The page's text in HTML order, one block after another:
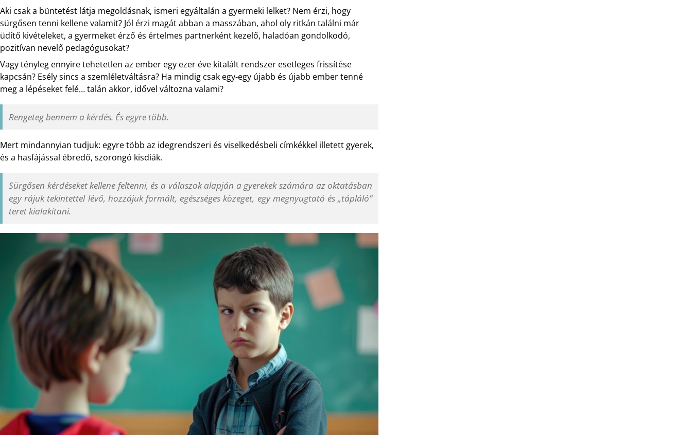
Aki csak a büntetést látja megoldásnak, ismeri egyáltalán a gyermeki lelket? Nem érzi, hogy
sürgősen tenni kellene valamit? Jól érzi magát abban a masszában, ahol oly ritkán találni már
üdítő kivételeket, a gyermeket érző és értelmes partnerként kezelő, haladóan gondolkodó,
pozitívan nevelő pedagógusokat?
Vagy tényleg ennyire tehetetlen az ember egy ezer éve kitalált rendszer esetleges frissítése
kapcsán? Esély sincs a szemléletváltásra? Ha mindig csak egy-egy újabb és újabb ember tenné
meg a lépéseket felé… talán akkor, idővel változna valami?
Rengeteg bennem a kérdés. És egyre több.
Mert mindannyian tudjuk: egyre több az idegrendszeri és viselkedésbeli címkékkel illetett gyerek,
és a hasfájással ébredő, szorongó kisdiák.
Sürgősen kérdéseket kellene feltenni, és a válaszok alapján a gyerekek számára az oktatásban
egy rájuk tekintettel lévő, hozzájuk formált, egészséges közeget, egy megnyugtató és „tápláló”
teret kialakítani.